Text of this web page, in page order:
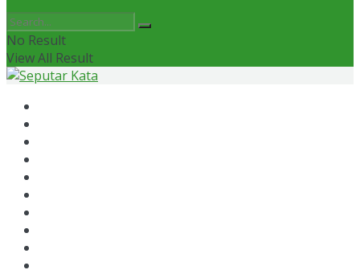
No Result
View All Result